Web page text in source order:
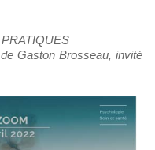
Gaston Brosseau, invité